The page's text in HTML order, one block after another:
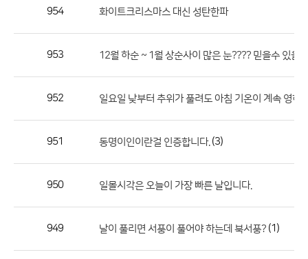
호,
록
954 화이트크리스마스 대신 성탄한파
953 12월 하순 ~ 1월 상순사이 많은 눈???? 믿을수 있을
952 일요일 낮부터 추위가 풀려도 아침 기온이 계속 영하
951 동명이인이란걸 인증합니다. (3)
950 일몰시각은 오늘이 가장 빠른 날입니다.
949 날이 풀리면 서풍이 풀어야 하는데 북서풍? (1)